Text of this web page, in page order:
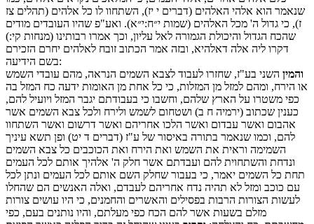
שנאמר הוא אלהי האלהים (דברים י יז), השתחוו לו כל אלהים (תהלים צז
ז), כי גדול ה' מכל האלהים (שמות י״ח:י״א). ואע"פ שהיו העובדים מודים
שהכח הגדול והיכולת הגמורה לאל עליון, וכך אמרו רבותינו (מנחות קי:)
דקרו ליה אלה דאלהיא, ובזה אמר הכתוב זובח לאלהים יחרם הזכירם
בשם הידיעה:
והמין השני בע"ז, שחזרו לעבוד לצבא השמים הנראה, מהם עובדי השמש
או הירח, ומהם למזל מן המזלות, כי כל אחת מן האומות ידעה כח המזל בה
כפי משטרו על הארץ שלהם, וחשבו כי בעבודתם יגבר המזל ויועיל להם,
כענין שכתוב (ירמיה ח ב) ושטחום לשמש ולירח ולכל צבא השמים אשר
אהבום ואשר עבדום ואשר הלכו אחריהם ואשר דרשום ואשר השתחוו
להם, וכמו שנאמר בתורה באיסור של ע"ז (דברים ד יט) ופן תשא עיניך
השמימה וראית את השמש ואת הירח ואת הכוכבים כל צבא השמים
ונדחת והשתחוית להם ועבדתם אשר חלק ה' אלהיך אותם לכל העמים
תחת כל השמים יאמר, כי בעבור שחלק השם אותם לכל העמים ונתן לכל
עם כוכב ומזל לא תהיה נדח אחריהם לעבדם, ואלה האנשים הם שהחלו
לעשות הצורות הרבות בפסילים והאשרים והחמנים, כי היו עושים צורות
מזלם בשעות אשר להם הכח כפי מעלתם, והיו נותנים בעם, כפי